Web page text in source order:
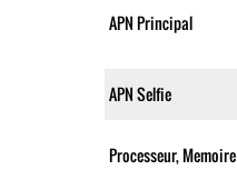
APN Principal
APN Selfie
Processeur, Memoire